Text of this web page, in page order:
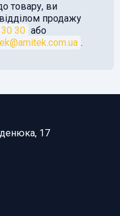
товару, ви
продажу
30 або
.
17